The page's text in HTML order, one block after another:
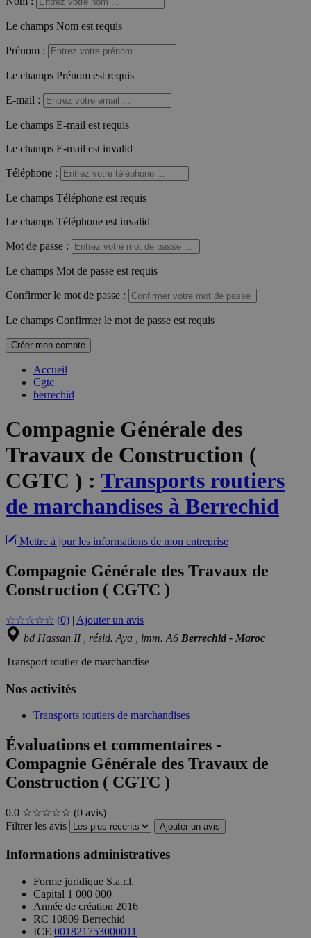
Le champs Nom est requis
Prénom :
Le champs Prénom est requis
E-mail :
Le champs E-mail est requis
Le champs E-mail est invalid
Téléphone :
Le champs Téléphone est requis
Le champs Téléphone est invalid
Mot de passe :
Le champs Mot de passe est requis
Confirmer le mot de passe :
Le champs Confirmer le mot de passe est requis
Créer mon compte
Accueil
Cgtc
berrechid
Compagnie Générale des
Travaux de Construction (
CGTC ) : Transports routiers
de marchandises à Berrechid
Mettre à jour les informations de mon entreprise
Compagnie Générale des Travaux de
Construction ( CGTC )
☆☆☆☆☆ (0) | Ajouter un avis
bd Hassan II , résid. Aya , imm. A6 Berrechid - Maroc
Transport routier de marchandise
Nos activités
Transports routiers de marchandises
Évaluations et commentaires -
Compagnie Générale des Travaux de
Construction ( CGTC )
0.0 ☆☆☆☆☆ (0 avis)
Filtrer les avis
Ajouter un avis
Informations administratives
Forme juridique S.a.r.l.
Capital 1 000 000
Année de création 2016
RC 10809 Berrechid
ICE 001821753000011